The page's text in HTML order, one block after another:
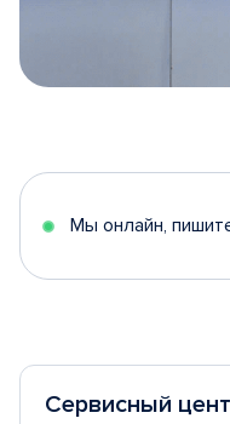
5
Мы онлайн,
Сервисный